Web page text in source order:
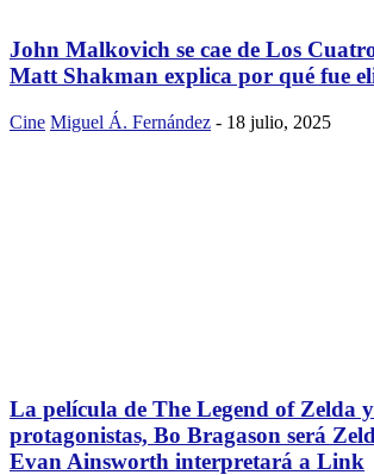
John Malkovich se cae de Los
Matt Shakman explica por qué fue
Cine Miguel Á. Fernández - 18 julio, 2025
La película de The Legend of Zelda
protagonistas, Bo Bragason será
Evan Ainsworth interpretará a Link